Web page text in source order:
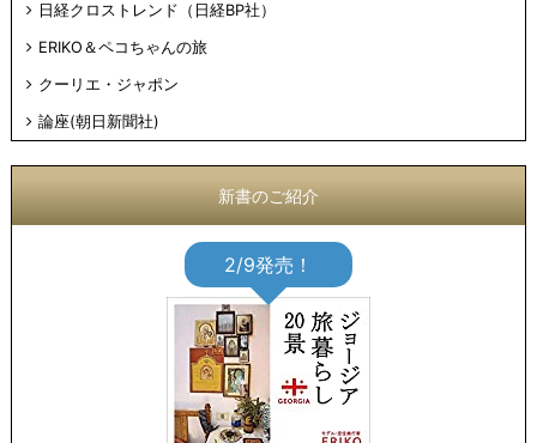
日経クロストレンド（日経BP社）
ERIKO＆ペコちゃんの旅
クーリエ・ジャポン
論座(朝日新聞社)
新書のご紹介
2/9発売！